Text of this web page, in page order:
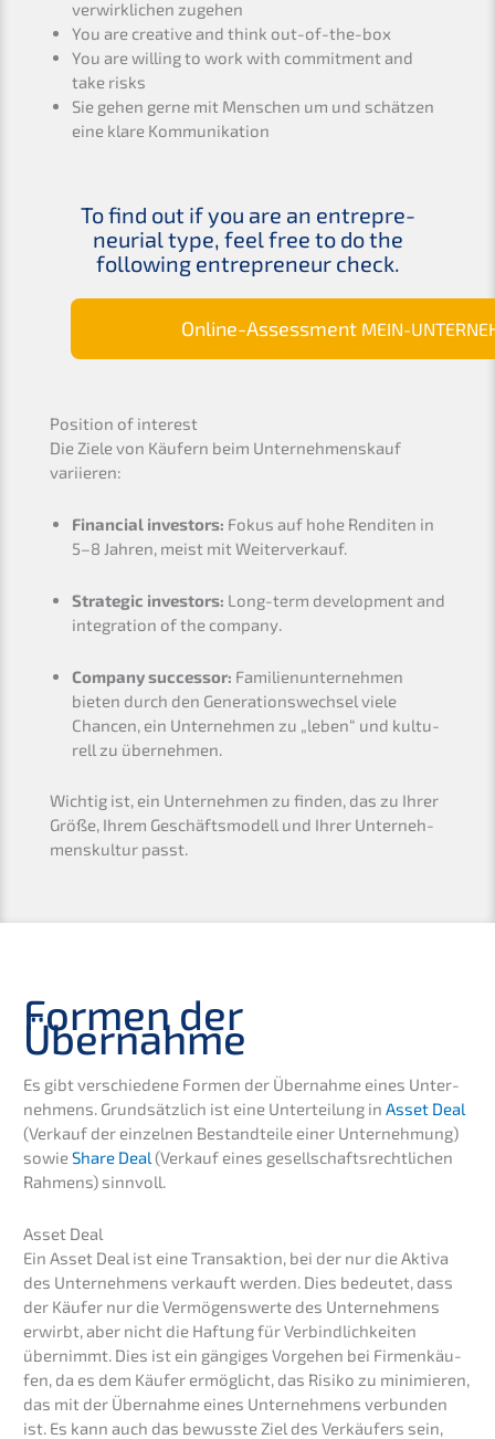
verwirk­li­chen zugehen
You are creati­ve and think out-of-the-box
You are willing to work with commit­ment and
take risks
Sie gehen gerne mit Menschen um und schät­zen
eine klare Kommunikation
To find out if you are an entre­pre­
neu­ri­al type, feel free to do the
follo­wing entre­pre­neur check.
Online-Assess­ment MEIN-
Positi­on of interest
Die Ziele von Käufern beim Unter­nehmens­kauf
variieren:
Finan­cial inves­tors: Fokus auf hohe Rendi­ten in
5–8 Jahren, meist mit Weiterverkauf.
Strate­gic inves­tors: Long-term develo­p­ment and
integra­ti­on of the company.
Compa­ny succes­sor: Famili­en­un­ter­neh­men
bieten durch den Generations­wechsel viele
Chancen, ein Unter­neh­men zu „leben“ und kultu­
rell zu übernehmen.
Wichtig ist, ein Unter­neh­men zu finden, das zu Ihrer
Größe, Ihrem Geschäfts­mo­dell und Ihrer Unter­neh­
mens­kul­tur passt.
Formen der
Übernahme
Es gibt verschie­de­ne Formen der Übernah­me eines Unter­
neh­mens. Grund­sätz­lich ist eine Unter­tei­lung in Asset Deal
(Verkauf der einzel­nen Bestand­tei­le einer Unter­neh­mung)
sowieShare Deal (Verkauf eines gesell­schafts­recht­li­chen
Rahmens) sinnvoll.
Asset Deal
Ein Asset Deal ist eine Trans­ak­ti­on, bei der nur die Aktiva
des Unter­neh­mens verkauft werden. Dies bedeu­tet, dass
der Käufer nur die Vermö­gens­wer­te des Unter­neh­mens
erwirbt, aber nicht die Haftung für Verbind­lich­kei­ten
übernimmt. Dies ist ein gängi­ges Vorge­hen bei Firmen­käu­
fen, da es dem Käufer ermög­licht, das Risiko zu minimie­ren,
das mit der Übernah­me eines Unter­neh­mens verbun­den
ist. Es kann auch das bewuss­te Ziel des Verkäu­fers sein,